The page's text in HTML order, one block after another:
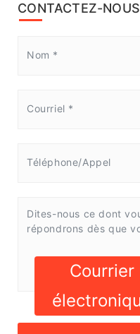
CONTACTEZ-NOUS
Courrier